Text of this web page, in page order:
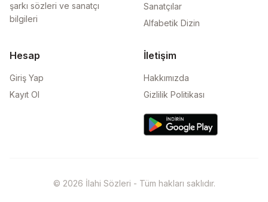
şarkı sözleri ve sanatçı
bilgileri
Sanatçılar
Alfabetik Dizin
Hesap
Giriş Yap
Kayıt Ol
İletişim
Hakkımızda
Gizlilik Politikası
© 2026 İlahi Sözleri - Tüm hakları saklıdır.